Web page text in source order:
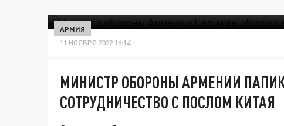
АРМИЯ
11 НОЯБРЯ 2022 16:14
МИНИСТР ОБОРОНЫ АРМЕНИИ
СОТРУДНИЧЕСТВО С ПОСЛОМ КИТАЯ